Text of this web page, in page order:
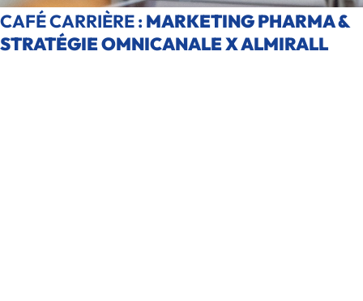
CAFÉ CARRIÈRE : MARKETING PHARMA &
STRATÉGIE OMNICANALE X ALMIRALL